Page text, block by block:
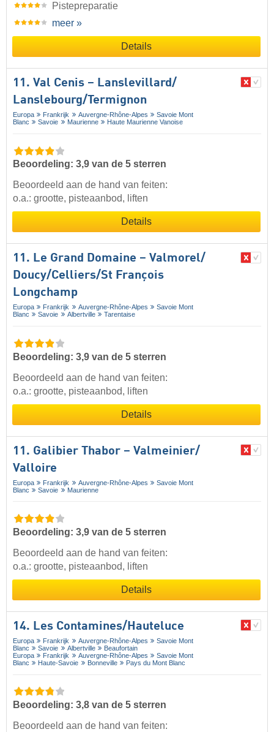
Pistepreparatie
meer »
Details
11. Val Cenis – Lanslevillard/​
Lanslebourg/​Termignon
Europa Frankrijk Auvergne-Rhône-Alpes
Savoie Mont
Blanc
Savoie Maurienne Haute Maurienne Vanoise
Beoordeling: 3,9 van de 5 sterren
Beoordeeld aan de hand van feiten:
o.a.: grootte, pisteaanbod, liften
Details
11. Le Grand Domaine – Valmorel/​
Doucy/​Celliers/​St François
Longchamp
Europa Frankrijk Auvergne-Rhône-Alpes
Savoie Mont
Blanc
Savoie Albertville Tarentaise
Beoordeling: 3,9 van de 5 sterren
Beoordeeld aan de hand van feiten:
o.a.: grootte, pisteaanbod, liften
Details
11. Galibier Thabor – Valmeinier/​
Valloire
Europa Frankrijk Auvergne-Rhône-Alpes
Savoie Mont
Blanc
Savoie Maurienne
Beoordeling: 3,9 van de 5 sterren
Beoordeeld aan de hand van feiten:
o.a.: grootte, pisteaanbod, liften
Details
14. Les Contamines/​Hauteluce
Europa Frankrijk Auvergne-Rhône-Alpes
Savoie Mont
Blanc
Savoie Albertville
Beaufortain
Europa
Frankrijk Auvergne-Rhône-Alpes
Savoie Mont
Blanc
Haute-Savoie Bonneville Pays du Mont Blanc
Beoordeling: 3,8 van de 5 sterren
Beoordeeld aan de hand van feiten: